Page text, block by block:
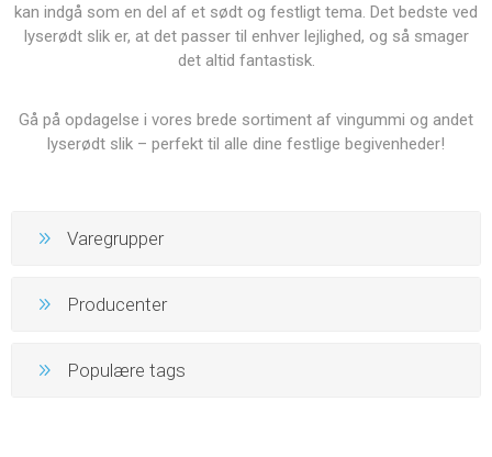
kan indgå som en del af et sødt og festligt tema. Det bedste ved
lyserødt slik er, at det passer til enhver lejlighed, og så smager
det altid fantastisk.
Gå på opdagelse i vores brede sortiment af vingummi og andet
lyserødt slik – perfekt til alle dine festlige begivenheder!
Varegrupper
Producenter
Populære tags